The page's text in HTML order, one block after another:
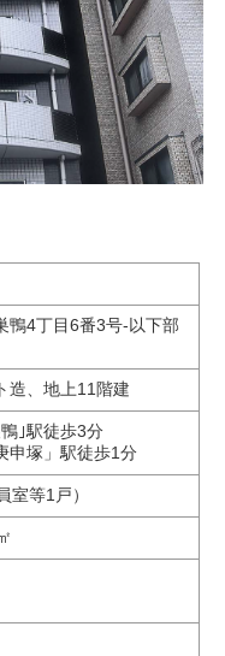
鴨4丁目6番3号-以下部
造、地上11階建
｣駅徒歩3分
申塚」駅徒歩1分
室等1戸）